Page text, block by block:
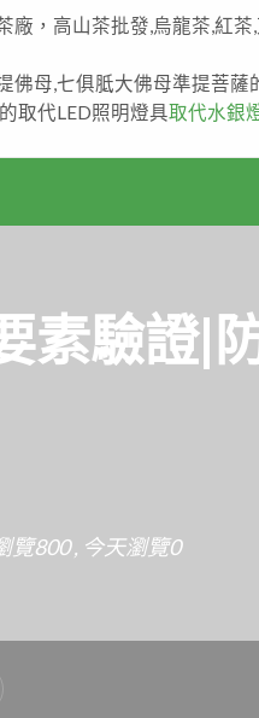
廠，高山茶批發,烏龍茶,紅茶
佛母,七俱胝大佛母準提菩薩
取代LED照明燈具取代水銀
素驗證|
覽800 , 今天瀏覽0